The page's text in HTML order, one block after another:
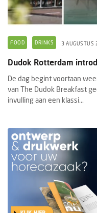
FOOD DRINKS 3 AUGUSTUS
Dudok Rotterdam
De dag begint voortaan
van The Dudok Breakfast
invulling aan een klassi...